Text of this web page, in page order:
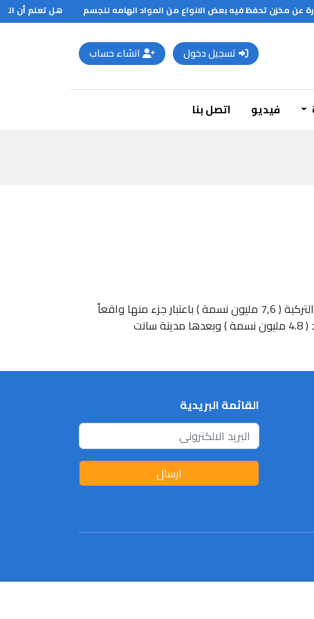
عن مخزن تحفظ فيه بعض الانواع من المواد الهامه للجسم هل تعلم أن
تسجيل دخول انشاء حساب
فيديو اتصل بنا
وتليها العاصمة البريطانية لندن ( 8,9 مليون نسمة ) , ثم العاصمة الفرنسية باريس ( 8,8 مليون نسمة ) فمدينة اسطنبول التركية ( 7,6 مليون نسمة ) باعتبار جزء منها واقعاً
في أوربا , ثم مدينة إيسين في ألمانيا ( 7,4 مليون نسمة وميلان في إيطاليا ( 4.8 مليون نسمة ) والعاصمة الإسبانية مدريد ( 4.8 مليون نسمة ) وبعدها مدينة سانت
القائمة البريدية
ارسال